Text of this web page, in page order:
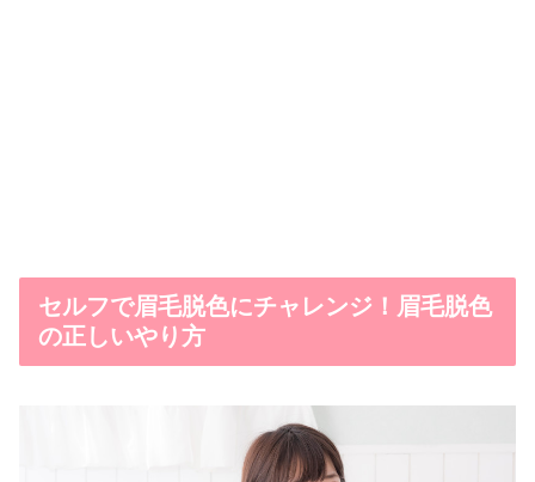
セルフで眉毛脱色にチャレンジ！眉毛脱色
の正しいやり方